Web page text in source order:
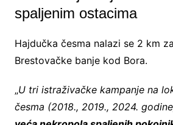
spaljenim ostacima
Hajdučka česma nalazi se 2 km
Brestovačke banje kod Bora.
„U tri istraživačke kampanje na
česma (2018., 2019., 2024.